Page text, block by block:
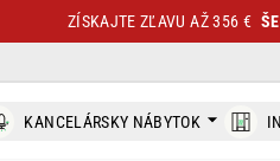
ZÍSKAJTE ZĽAVU AŽ 356 €
KANCELÁRSKY NÁBYTOK